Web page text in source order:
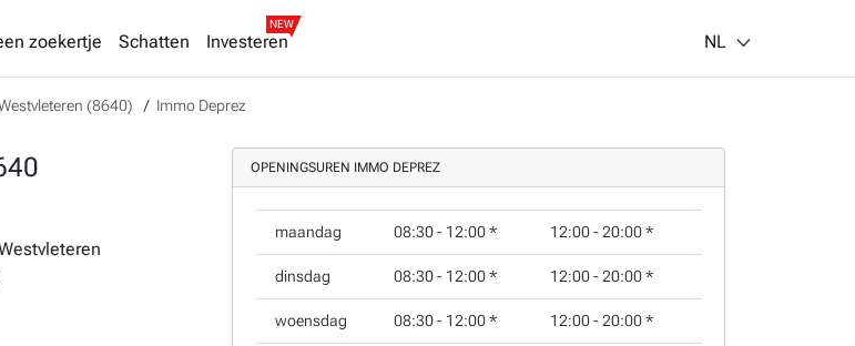
zoekertje Schatten Investeren
NEW
NL
(8640) Immo Deprez
OPENINGSUREN IMMO DEPREZ
maandag 08:30 - 12:00* 12:00 - 20:00*
dinsdag 08:30 - 12:00* 12:00 - 20:00*
woensdag 08:30 - 12:00* 12:00 - 20:00*